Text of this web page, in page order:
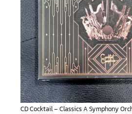
CD Cocktail – Classics A Symphony